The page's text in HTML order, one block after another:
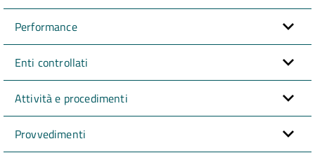
Performance
Enti controllati
Attività e procedimenti
Provvedimenti